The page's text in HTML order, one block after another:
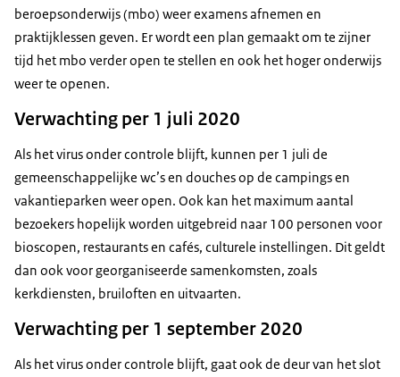
beroepsonderwijs (mbo) weer examens afnemen en
praktijklessen geven. Er wordt een plan gemaakt om te zijner
tijd het mbo verder open te stellen en ook het hoger onderwijs
weer te openen.
Verwachting per 1 juli 2020
Als het virus onder controle blijft, kunnen per 1 juli de
gemeenschappelijke wc’s en douches op de campings en
vakantieparken weer open. Ook kan het maximum aantal
bezoekers hopelijk worden uitgebreid naar 100 personen voor
bioscopen, restaurants en cafés, culturele instellingen. Dit geldt
dan ook voor georganiseerde samenkomsten, zoals
kerkdiensten, bruiloften en uitvaarten.
Verwachting per 1 september 2020
Als het virus onder controle blijft, gaat ook de deur van het slot